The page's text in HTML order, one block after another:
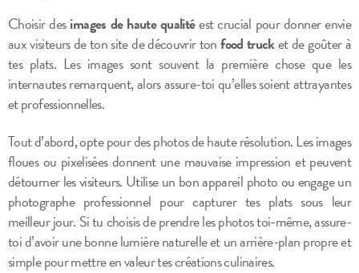
Choisir desimages de haute qualitéest crucial pour donner envie
aux visiteurs de ton site de découvrir tonfood trucket de goûter à
tes plats. Les images sont souvent la première chose que les
internautes remarquent, alors assure-toi qu’elles soient attrayantes
et professionnelles.
Tout d’abord, opte pour des photos de haute résolution. Les images
floues ou pixelisées donnent une mauvaise impression et peuvent
détourner les visiteurs. Utilise un bon appareil photo ou engage un
photographe professionnel pour capturer tes plats sous leur
meilleur jour. Si tu choisis de prendre les photos toi-même, assure-
toi d’avoir une bonne lumière naturelle et un arrière-plan propre et
simple pour mettre en valeur tes créations culinaires.